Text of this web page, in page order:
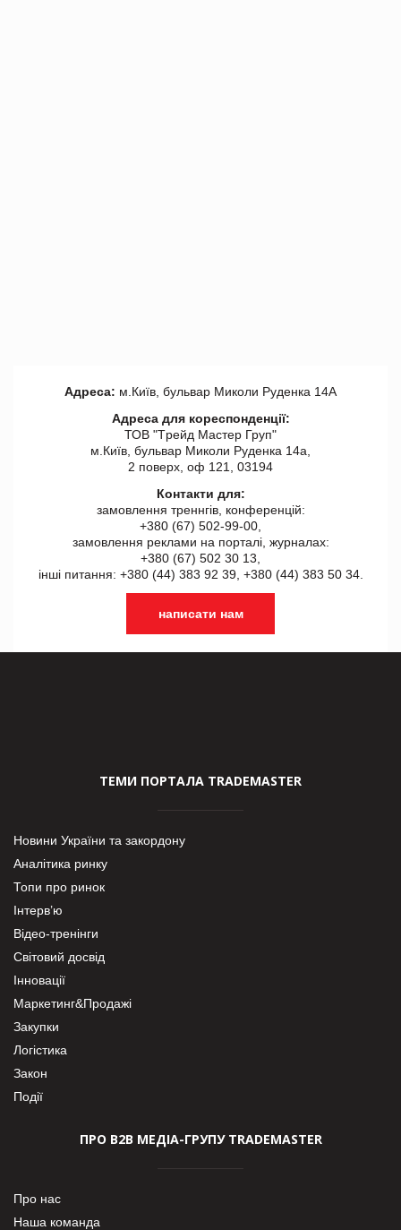
Адреса: м.Київ, бульвар Миколи Руденка 14А
Адреса для кореспонденції:
ТОВ "Tрейд Мастер Груп"
м.Київ, бульвар Миколи Руденка 14а,
2 поверх, оф 121, 03194
Контакти для:
замовлення треннгів, конференцій:
+380 (67) 502-99-00,
замовлення реклами на порталі, журналах:
+380 (67) 502 30 13,
інші питання: +380 (44) 383 92 39, +380 (44) 383 50 34.
написати нам
ТЕМИ ПОРТАЛА TRADEMASTER
Новини України та закордону
Аналітика ринку
Топи про ринок
Інтерв’ю
Відео-тренінги
Світовий досвід
Інновації
Маркетинг&Продажі
Закупки
Логістика
Закон
Події
ПРО В2В МЕДІА-ГРУПУ TRADEMASTER
Про нас
Наша команда